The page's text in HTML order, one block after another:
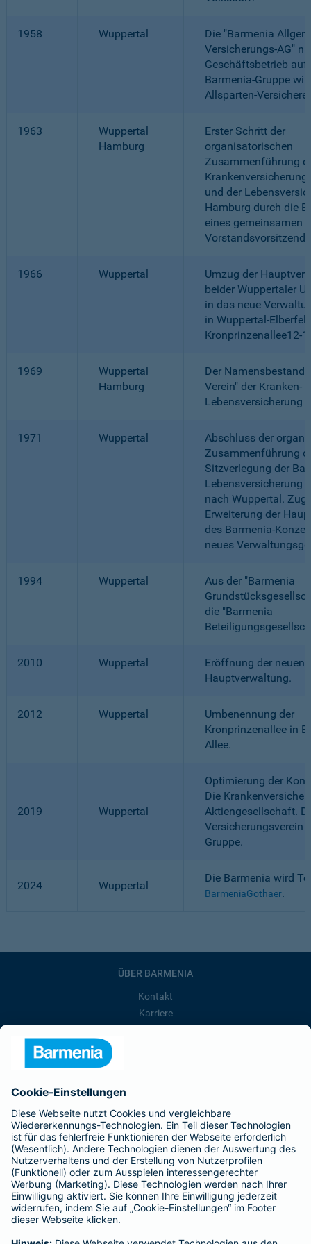
1958 Wuppertal
Die "Barmenia
Versicherungs-AG"
Geschäftsbetrieb
Barmenia-Gruppe
Allsparten-
1963
Wuppertal
Hamburg
Erster Schritt der
organisatorischen
Zusammenführung
und der
Hamburg durch die
eines gemeinsamen
1966 Wuppertal
Umzug der
beider Wuppertaler
in das neue
in Wuppertal-
Kronprinzenallee12-
1969
Wuppertal
Hamburg
Der
Verein" der Kranken-
Lebensversicherung
1971 Wuppertal
Abschluss der
Zusammenführung
Sitzverlegung der
Lebensversicherung
nach Wuppertal.
Erweiterung der
des Barmenia-
neues
1994 Wuppertal
Aus der "Barmenia
die "Barmenia
2010 Wuppertal
Eröffnung der neuen
Hauptverwaltung.
2012 Wuppertal
Umbenennung der
Kronprinzenallee in
Allee.
2019 Wuppertal
Optimierung der
Die
Aktiengesellschaft.
Versicherungsverein
Gruppe.
2024 Wuppertal
Die Barmenia wird
BarmeniaGothaer.
ÜBER BARMENIA
Kontakt
Karriere
Presse
Barmenia ist Teil der BarmeniaGothaer
BELIEBTE SEITEN
Kranken-Zusatzversicherung
Tierversicherungen
Haftpflichtversicherung
Hausratversicherung